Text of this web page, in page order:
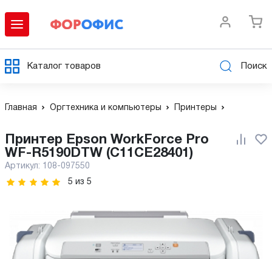
Каталог товаров Поиск
Главная Оргтехника и компьютеры Принтеры
WF-R5190DTW (C11CE28401)
Артикул: 108-097550
5 из 5